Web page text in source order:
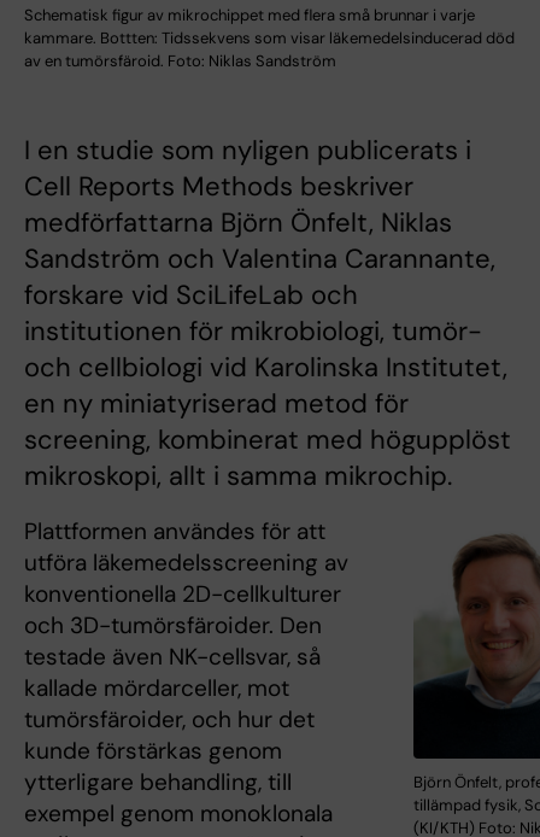
Schematisk figur av mikrochippet med flera små brunnar i varje
kammare. Bottten: Tidssekvens som visar läkemedelsinducerad död
av en tumörsfäroid. Foto: Niklas Sandström
I en studie som nyligen publicerats i
Cell Reports Methods beskriver
medförfattarna Björn Önfelt, Niklas
Sandström och Valentina Carannante,
forskare vid SciLifeLab och
institutionen för mikrobiologi, tumör-
och cellbiologi vid Karolinska Institutet,
en ny miniatyriserad metod för
screening, kombinerat med högupplöst
mikroskopi, allt i samma mikrochip.
Björn Önfelt,
tillämpad fysik,
(KI/KTH) Foto:
Plattformen användes för att
utföra läkemedelsscreening av
konventionella 2D-cellkulturer
och 3D-tumörsfäroider. Den
testade även NK-cellsvar, så
kallade mördarceller, mot
tumörsfäroider, och hur det
kunde förstärkas genom
ytterligare behandling, till
exempel genom monoklonala